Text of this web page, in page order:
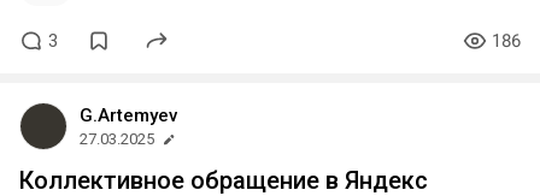
3 186
G.Artemyev
27.03.2025
Коллективное обращение в Яндекс